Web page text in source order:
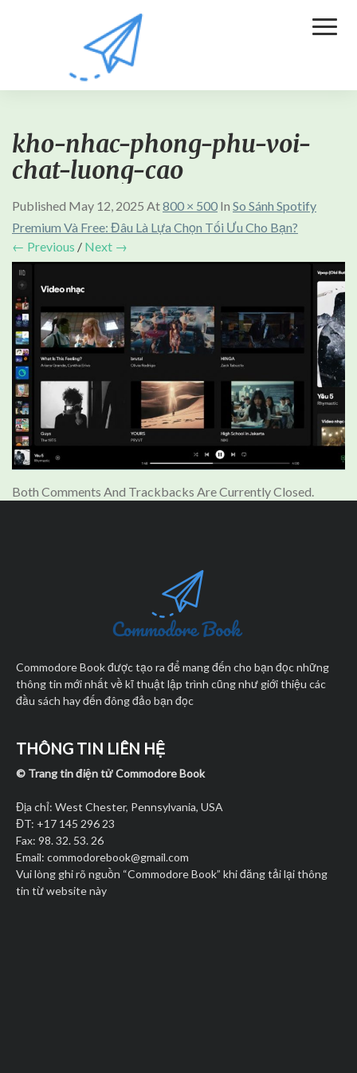
kho-nhac-phong-phu-voi-
chat-luong-cao
Published May 12, 2025 At800 × 500 In So Sánh Spotify
Premium Và Free: Đâu Là Lựa Chọn Tối Ưu Cho Bạn?
← Previous / Next →
Both Comments And Trackbacks Are Currently Closed.
Commodore Book được tạo ra để mang đến cho bạn đọc những
thông tin mới nhất về kĩ thuật lập trình cũng như giới thiệu các
đầu sách hay đến đông đảo bạn đọc
THÔNG TIN LIÊN HỆ
© Trang tin điện tử Commodore Book
Địa chỉ: West Chester, Pennsylvania, USA
ĐT: +17 145 296 23
Fax: 98. 32. 53. 26
Email: commodorebook@gmail.com
Vui lòng ghi rõ nguồn “Commodore Book” khi đăng tải lại thông
tin từ website này